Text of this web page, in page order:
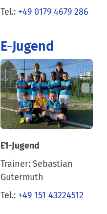
Tel.: +49 0179 4679 286
E-Jugend
E1-Jugend
Trainer: Sebastian
Gutermuth
Tel.: +49 151 43224512